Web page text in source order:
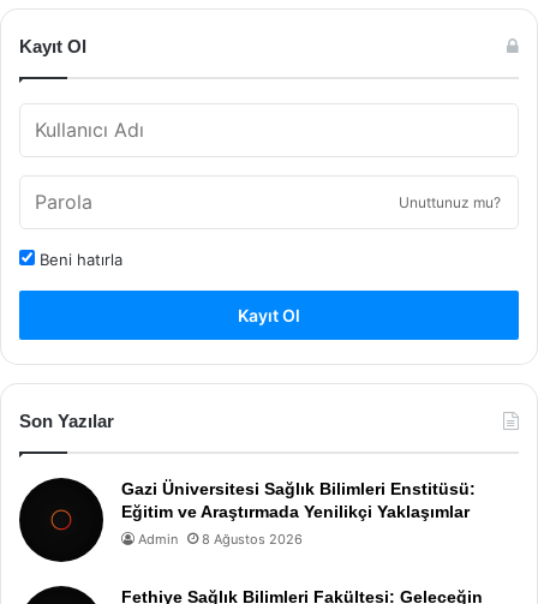
Kayıt Ol
Unuttunuz mu?
Beni hatırla
Kayıt Ol
Son Yazılar
Gazi Üniversitesi Sağlık Bilimleri Enstitüsü:
Eğitim ve Araştırmada Yenilikçi Yaklaşımlar
Admin 8 Ağustos 2026
Fethiye Sağlık Bilimleri Fakültesi: Geleceğin